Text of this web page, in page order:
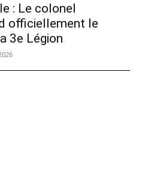
: Le colonel
officiellement le
3e Légion